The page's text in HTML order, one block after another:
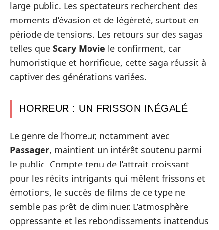
large public. Les spectateurs recherchent des
moments d’évasion et de légèreté, surtout en
période de tensions. Les retours sur des sagas
telles que Scary Movie le confirment, car
humoristique et horrifique, cette saga réussit à
captiver des générations variées.
HORREUR : UN FRISSON INÉGALÉ
Le genre de l’horreur, notamment avec
Passager, maintient un intérêt soutenu parmi
le public. Compte tenu de l’attrait croissant
pour les récits intrigants qui mêlent frissons et
émotions, le succès de films de ce type ne
semble pas prêt de diminuer. L’atmosphère
oppressante et les rebondissements inattendus